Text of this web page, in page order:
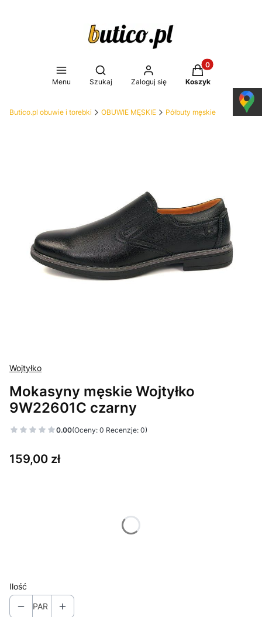
Menu
Otwórz wyszukiwarkę
Szukaj Zaloguj się
Produkty w
Koszyk
Butico.pl obuwie i torebki OBUWIE MĘSKIE Półbuty męskie
Wojtyłko
Mokasyny męskie Wojtyłko
9W22601C czarny
0.00(Oceny: 0 Recenzje: 0)
Cena
159,00 zł
Ilość
PAR